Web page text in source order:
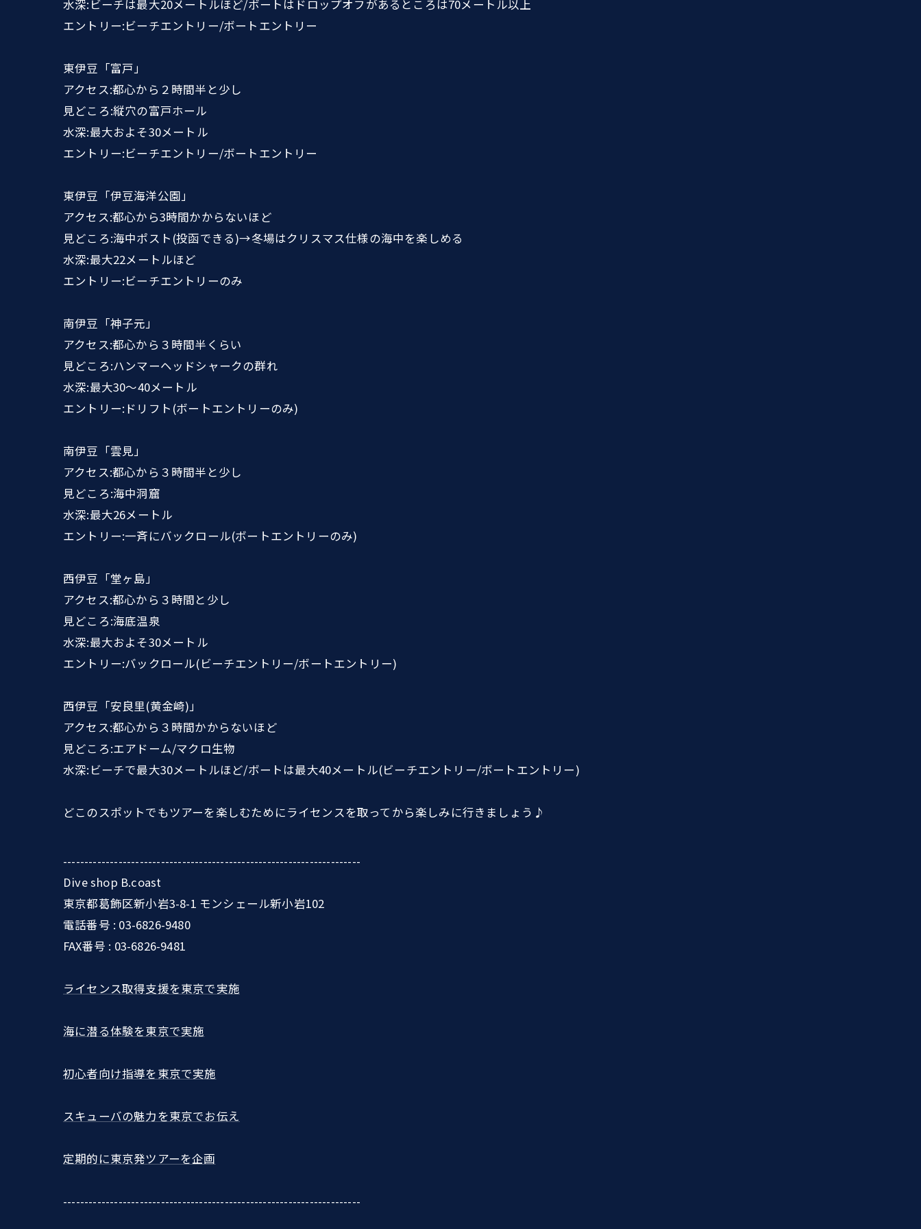
水深:ビーチは最大20メートルほど/ボートはドロップオフがあるところは70メートル以上
エントリー:ビーチエントリー/ボートエントリー
東伊豆「富戸」
アクセス:都心から２時間半と少し
見どころ:縦穴の富戸ホール
水深:最大およそ30メートル
エントリー:ビーチエントリー/ボートエントリー
東伊豆「伊豆海洋公園」
アクセス:都心から3時間かからないほど
見どころ:海中ポスト(投函できる)→冬場はクリスマス仕様の海中を楽しめる
水深:最大22メートルほど
エントリー:ビーチエントリーのみ
南伊豆「神子元」
アクセス:都心から３時間半くらい
見どころ:ハンマーヘッドシャークの群れ
水深:最大30〜40メートル
エントリー:ドリフト(ボートエントリーのみ)
南伊豆「雲見」
アクセス:都心から３時間半と少し
見どころ:海中洞窟
水深:最大26メートル
エントリー:一斉にバックロール(ボートエントリーのみ)
西伊豆「堂ヶ島」
アクセス:都心から３時間と少し
見どころ:海底温泉
水深:最大およそ30メートル
エントリー:バックロール(ビーチエントリー/ボートエントリー)
西伊豆「安良里(黄金崎)」
アクセス:都心から３時間かからないほど
見どころ:エアドーム/マクロ生物
水深:ビーチで最大30メートルほど/ボートは最大40メートル(ビーチエントリー/ボートエントリー)
どこのスポットでもツアーを楽しむためにライセンスを取ってから楽しみに行きましょう♪
----------------------------------------------------------------------
Dive shop B.coast
東京都葛飾区新小岩3-8-1 モンシェール新小岩102
電話番号 : 03-6826-9480
FAX番号 : 03-6826-9481
ライセンス取得支援を東京で実施
海に潜る体験を東京で実施
初心者向け指導を東京で実施
スキューバの魅力を東京でお伝え
定期的に東京発ツアーを企画
----------------------------------------------------------------------